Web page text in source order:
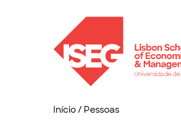
Início/ Pessoas